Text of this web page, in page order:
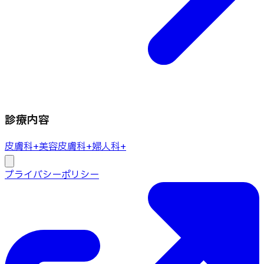
診療内容
皮膚科+美容皮膚科+婦人科+
プライバシーポリシー